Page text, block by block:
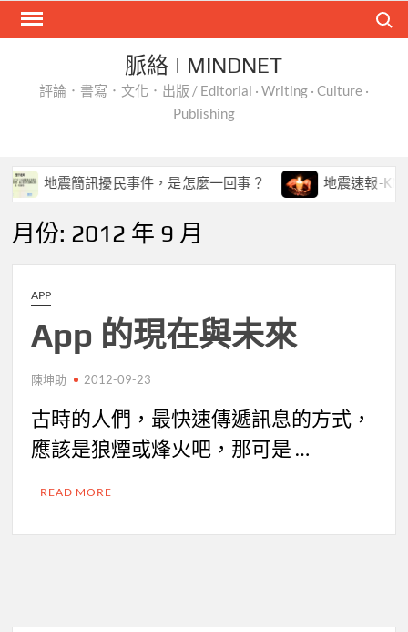
Skip
脈絡 | MINDNET
評論．書寫．文化．出版 / Editorial · Writing · Culture ·
Publishing
地震簡訊擾民事件，是怎麼一回事？ 地震速報-KNY
月份: 2012 年 9 月
APP
App 的現在與未來
陳坤助 2012-09-23
古時的人們，最快速傳遞訊息的方式，
應該是狼煙或烽火吧，那可是 …
READ MORE